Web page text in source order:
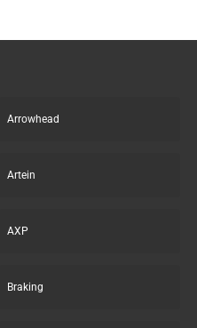
Arrowhead
Artein
AXP
Braking